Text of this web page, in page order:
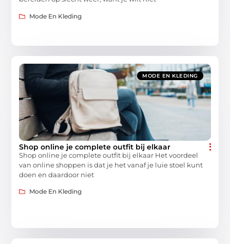
Mode En Kleding
MODE EN KLEDING
Shop online je complete outfit bij elkaar
Shop online je complete outfit bij elkaar Het voordeel
van online shoppen is dat je het vanaf je luie stoel kunt
doen en daardoor niet
Mode En Kleding